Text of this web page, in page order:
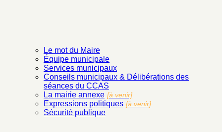
Le mot du Maire
Équipe municipale
Services municipaux
Conseils municipaux & Délibérations des
séances du CCAS
La mairie annexe [à venir]
Expressions politiques [à venir]
Sécurité publique